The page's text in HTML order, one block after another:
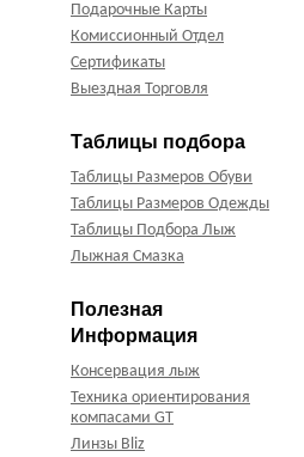
Подарочные Карты
Комиссионный Отдел
Сертификаты
Выездная Торговля
Таблицы подбора
Таблицы Размеров Обуви
Таблицы Размеров Одежды
Таблицы Подбора Лыж
Лыжная Смазка
Полезная
Информация
Консервация лыж
Техника ориентирования
компасами GT
Линзы Bliz